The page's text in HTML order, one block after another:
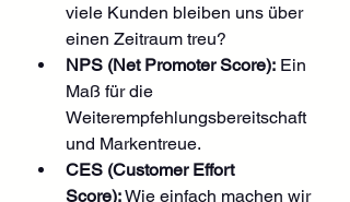
viele Kunden bleiben uns über
einen Zeitraum treu?
NPS (Net Promoter Score): Ein
Maß für die
Weiterempfehlungsbereitschaft
und Markentreue.
CES (Customer Effort
Score): Wie einfach machen wir